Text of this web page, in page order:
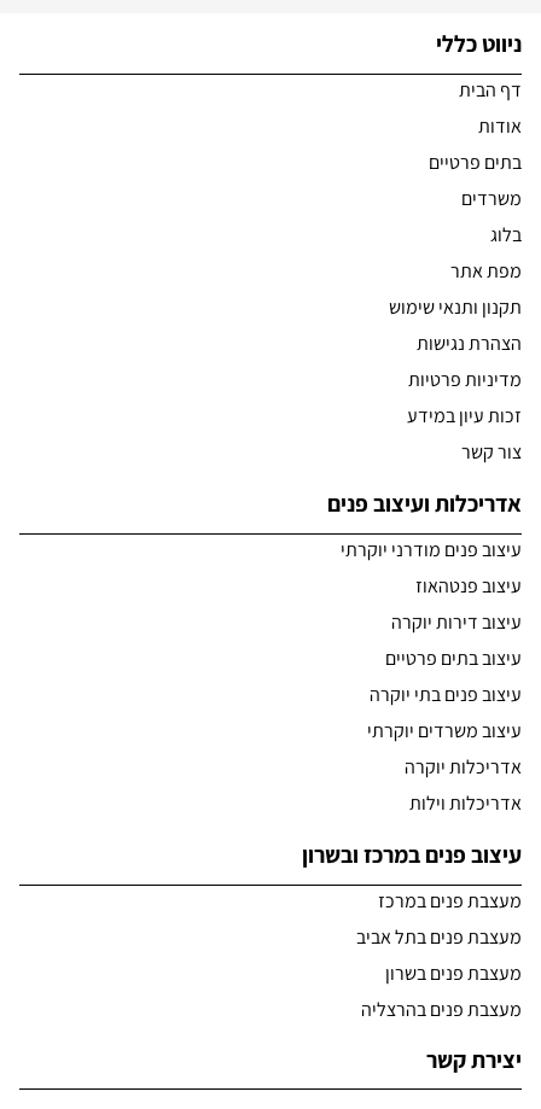
ניווט כללי
דף הבית
אודות
בתים פרטיים
משרדים
בלוג
מפת אתר
תקנון ותנאי שימוש
הצהרת נגישות
מדיניות פרטיות
זכות עיון במידע
צור קשר
אדריכלות ועיצוב פנים
עיצוב פנים מודרני יוקרתי
עיצוב פנטהאוז
עיצוב דירות יוקרה
עיצוב בתים פרטיים
עיצוב פנים בתי יוקרה
עיצוב משרדים יוקרתי
אדריכלות יוקרה
אדריכלות וילות
עיצוב פנים במרכז ובשרון
מעצבת פנים במרכז
מעצבת פנים בתל אביב
מעצבת פנים בשרון
מעצבת פנים בהרצליה
יצירת קשר